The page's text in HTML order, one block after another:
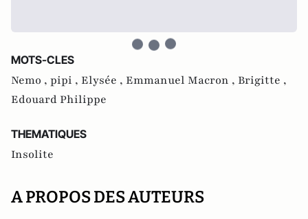
MOTS-CLES
Nemo , pipi , Elysée , Emmanuel Macron , Brigitte ,
Edouard Philippe
THEMATIQUES
Insolite
A PROPOS DES AUTEURS